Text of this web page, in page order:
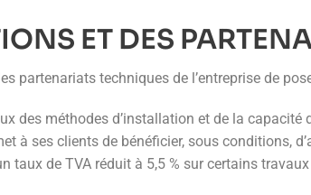
ET DES
partenariats techniques de l’entreprise de
des méthodes d’installation et de la capacité
à ses clients de bénéficier, sous conditions,
taux de TVA réduit à 5,5 % sur certains